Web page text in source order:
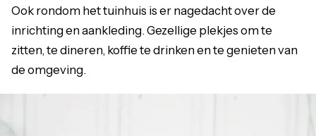
Ook rondom het tuinhuis is er nagedacht over de
inrichting en aankleding. Gezellige plekjes om te
zitten, te dineren, koffie te drinken en te genieten van
de omgeving.